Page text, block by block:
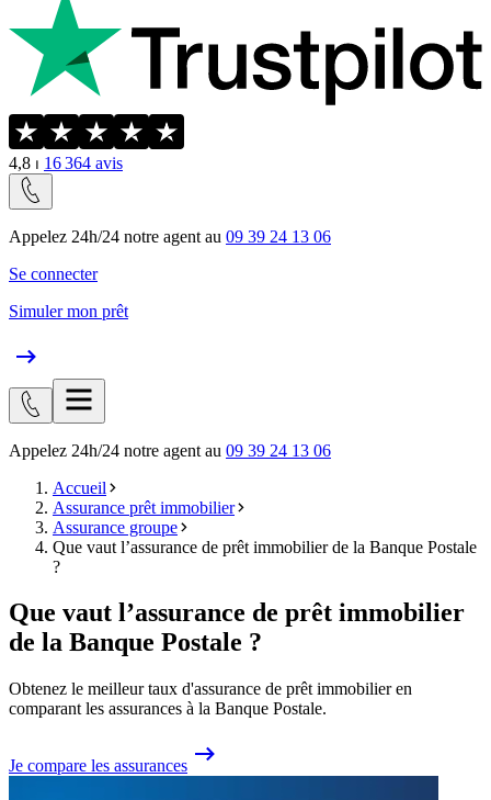
4,8 ⏐ 16 364 avis
Appelez 24h/24 notre agent au 09 39 24 13 06
Se connecter
Simuler mon prêt
Appelez 24h/24 notre agent au 09 39 24 13 06
Accueil
Assurance prêt immobilier
Assurance groupe
Que vaut l’assurance de prêt immobilier de la Banque Postale
?
Que vaut l’assurance de prêt immobilier
de la Banque Postale ?
Obtenez le meilleur taux d'assurance de prêt immobilier en
comparant les assurances à la Banque Postale.
Je compare les assurances